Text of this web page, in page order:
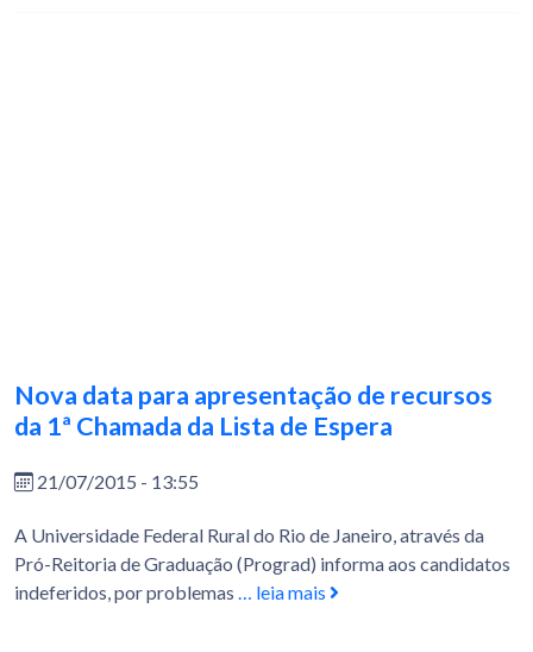
Nova data para apresentação de recursos
da 1ª Chamada da Lista de Espera
21/07/2015 - 13:55
A Universidade Federal Rural do Rio de Janeiro, através da
Pró-Reitoria de Graduação (Prograd) informa aos candidatos
indeferidos, por problemas … leia mais